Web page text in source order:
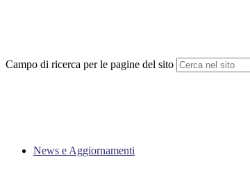
Campo di ricerca per le pagine del sito
News e Aggiornamenti